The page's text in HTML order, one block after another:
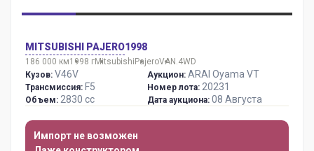
MITSUBISHI PAJERO1998
186 000 км1998 гMitsubishi PajeroVAN.4WD
Кузов: V46V
Трансмиссия: F5
Объем: 2830 сс
Аукцион: ARAI Oyama VT
Номер лота: 20231
Дата аукциона: 08 Августа
Импорт не возможен